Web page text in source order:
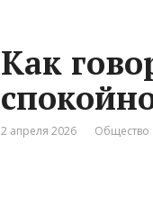
Как
2 апреля 2026 Общество